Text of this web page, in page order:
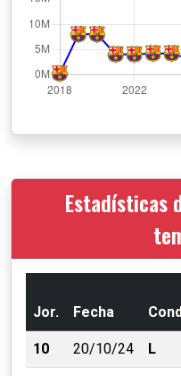
Estadísticas
Jor. Fecha
10 20/10/24 L